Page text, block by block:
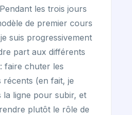
les trois jours
de premier cours
suis progressivement
part aux différents
faire chuter les
récents (en fait, je
la ligne pour subir, et
plutôt le rôle de